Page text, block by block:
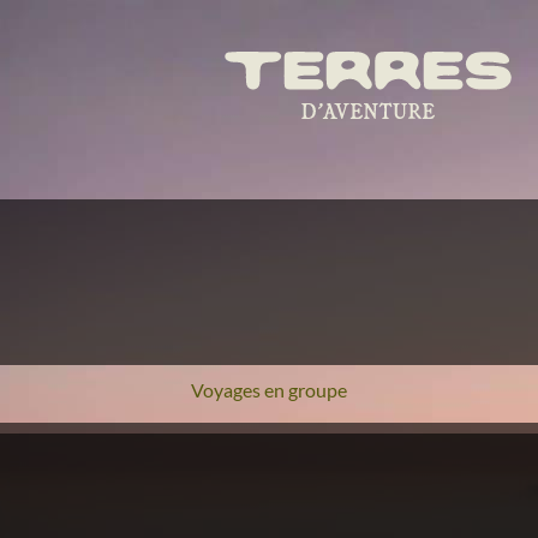
Voyages en groupe